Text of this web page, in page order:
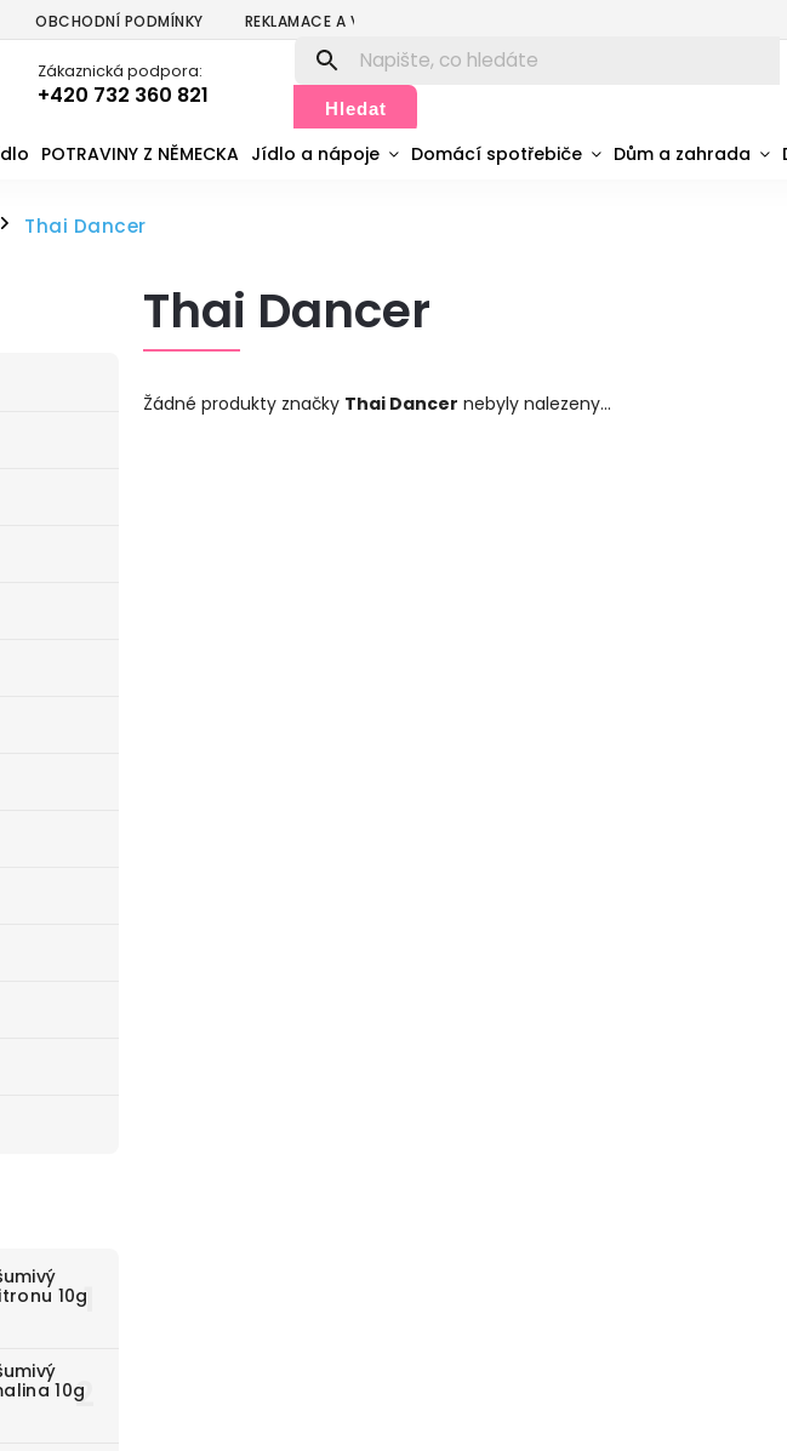
OBCHODNÍ PODMÍNKY REKLAMACE A VRÁCENÍ
Zákaznická podpora:
+420 732 360 821 Hledat
POTRAVINY Z NĚMECKA Jídlo a nápoje Domácí spotřebiče Dům a zahrada
/ Thai Dancer
10g
10g
Thai Dancer
Žádné produkty značky Thai Dancer nebyly nalezeny...